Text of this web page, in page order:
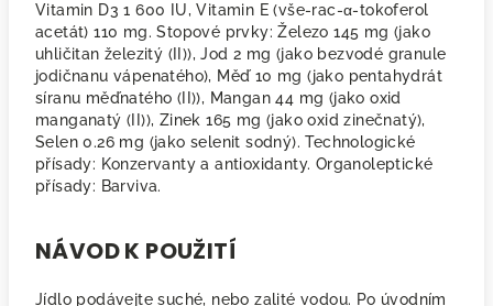
Vitamin D3 1 600 IU, Vitamin E (vše-rac-α-tokoferol
acetát) 110 mg. Stopové prvky: Železo 145 mg (jako
uhličitan železitý (II)), Jod 2 mg (jako bezvodé granule
jodičnanu vápenatého), Měď 10 mg (jako pentahydrát
síranu měďnatého (II)), Mangan 44 mg (jako oxid
manganatý (II)), Zinek 165 mg (jako oxid zinečnatý),
Selen 0.26 mg (jako selenit sodný). Technologické
přísady: Konzervanty a antioxidanty. Organoleptické
přísady: Barviva.
NÁVOD K POUŽITÍ
Jídlo podávejte suché, nebo zalité vodou. Po úvodním